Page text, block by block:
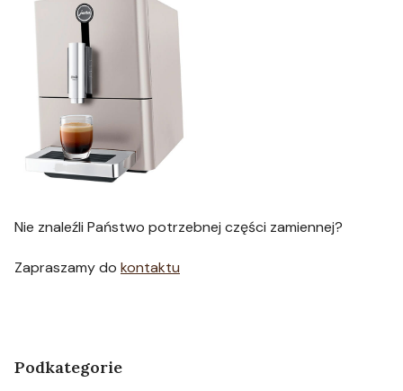
Nie znaleźli Państwo potrzebnej części zamiennej?
Zapraszamy do kontaktu
Podkategorie